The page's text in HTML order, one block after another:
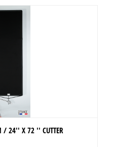
/ 24'' X 72 '' CUTTER